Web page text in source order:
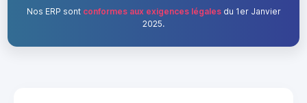
Nos ERP sont conformes aux exigences légalesdu 1er Janvier
2025.